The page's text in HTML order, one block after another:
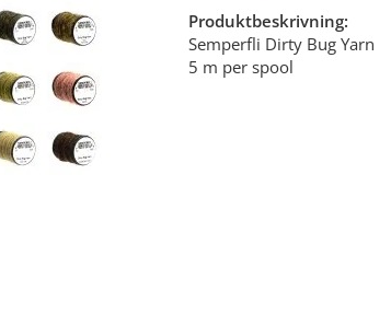
Produktbeskrivning:
Semperfli Dirty Bug Yarn
5 m per spool